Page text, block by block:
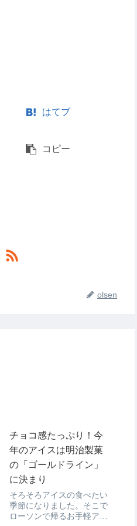
はてブ
コピー
olsen
チョコ感たっぷり！今
年のアイスは明治製菓
の「ゴールドライン」
に決まり
そろそろアイスの食べたい
季節になりました。そこで
ローソンで帰るお手軽アイ